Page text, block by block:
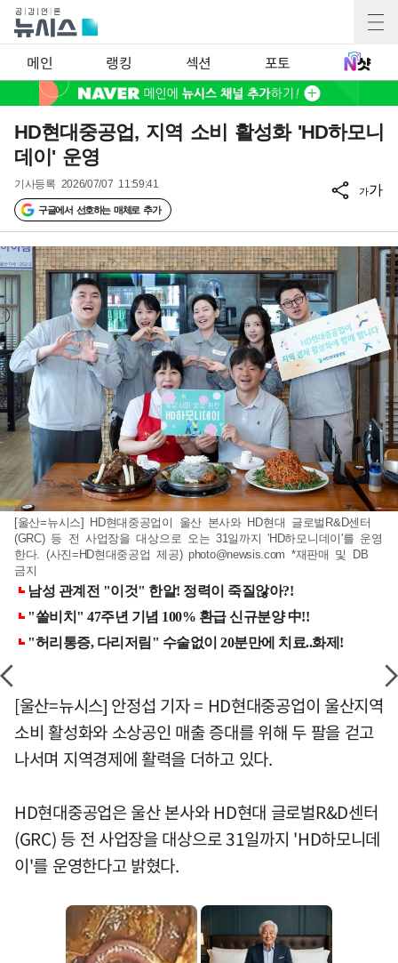
메인 랭킹 섹션 포토
HD현대중공업, 지역 소비 활성화 'HD하모니
데이' 운영
기사등록 2026/07/07 11:59:41
구글에서 선호하는 매체로 추가
가가
[울산=뉴시스] HD현대중공업이 울산 본사와 HD현대 글로벌R&D센터
(GRC) 등 전 사업장을 대상으로 오는 31일까지 'HD하모니데이'를 운영
한다. (사진=HD현대중공업 제공) photo@newsis.com *재판매 및 DB
금지
[울산=뉴시스] 안정섭 기자 = HD현대중공업이 울산지역
소비 활성화와 소상공인 매출 증대를 위해 두 팔을 걷고
나서며 지역경제에 활력을 더하고 있다.
HD현대중공업은 울산 본사와 HD현대 글로벌R&D센터
(GRC) 등 전 사업장을 대상으로 31일까지 'HD하모니데
이'를 운영한다고 밝혔다.